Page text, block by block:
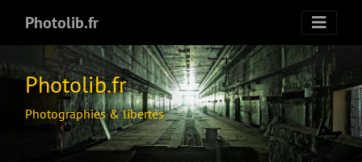
Photolib.fr
Photolib.fr
Photographies & libertés